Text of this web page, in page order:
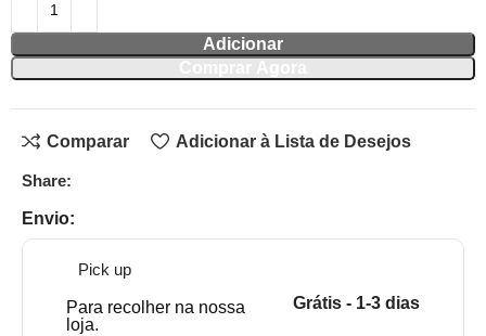
Adicionar
Comparar Adicionar à Lista de Desejos
Share:
Envio:
Pick up
Para recolher na nossa
loja.
Grátis - 1-3 dias